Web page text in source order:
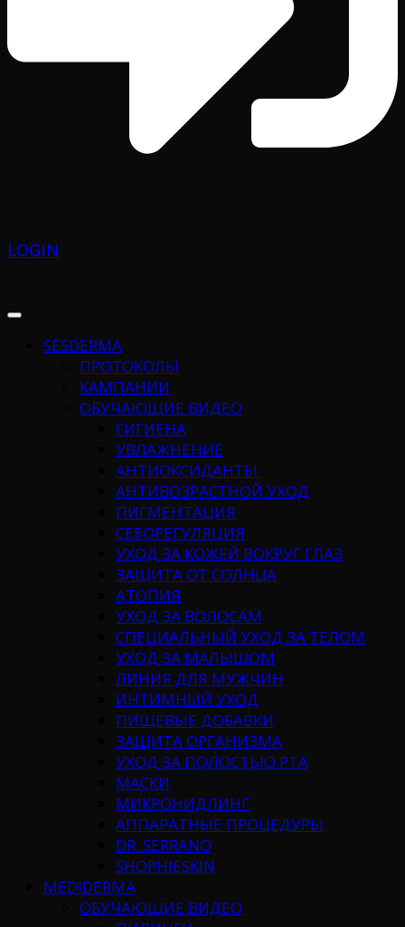
LOGIN
SESDERMA
ПРОТОКОЛЫ
КАМПАНИИ
ОБУЧАЮЩИЕ ВИДЕО
ГИГИЕНА
УВЛАЖНЕНИЕ
АНТИОКСИДАНТЫ
АНТИВОЗРАСТНОЙ УХОД
ПИГМЕНТАЦИЯ
СЕБОРЕГУЛЯЦИЯ
УХОД ЗА КОЖЕЙ ВОКРУГ ГЛАЗ
ЗАЩИТА ОТ СОЛНЦА
АТОПИЯ
УХОД ЗА ВОЛОСАМ
СПЕЦИАЛЬНЫЙ УХОД ЗА ТЕЛОМ
УХОД ЗА МАЛЫШОМ
ЛИНИЯ ДЛЯ МУЖЧИН
ИНТИМНЫЙ УХОД
ПИЩЕВЫЕ ДОБАВКИ
ЗАЩИТА ОРГАНИЗМА
УХОД ЗА ПОЛОСТЬЮ РТА
МАСКИ
МИКРОНИДЛИНГ
АППАРАТНЫЕ ПРОЦЕДУРЫ
DR. SERRANO
SHOPHIESKIN
MEDIDERMA
ОБУЧАЮЩИЕ ВИДЕО